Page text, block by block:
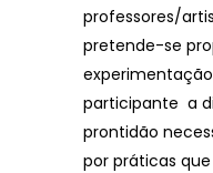
professores/
pretende-se
participante a
prontidão
por práticas